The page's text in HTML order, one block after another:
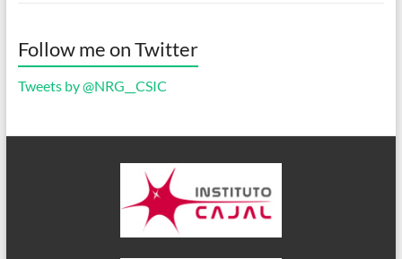
Follow me on Twitter
Tweets by @NRG__CSIC